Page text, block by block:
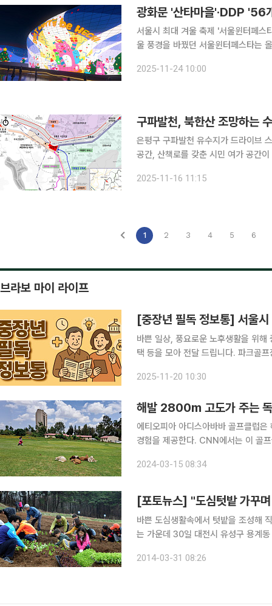
서울시 최대 겨울 축제 '서울윈터페
울 풍경을 바꿨던 서울윈터페스타는
등 서울 도심 6곳에서 '2025 서울윈
2025-11-24 10:00
구파발천, 북한산 조망하는
은평구 구파발천 유수지가 드라이브
공간, 산책로를 갖춘 시민 여가 공간이 됐다. 16일 서울시는 은평구 진관동 30(구파
2025-11-16 11:15
1 2 3 4 5 6
브라보 마이 라이프
바쁜 일상, 풍요로운 노후생활을 위
택 등을 모아 전달 드립니다. 파크골프장, 세대별로 즐기는 생활체육 공간 서울시 중랑구는 구립신
구립파크골프장이 개장 1년 만에 4만
2025-11-20 10:30
해발 2800m 고도가 주는
에티오피아 아디스아바바 골프클럽
경험을 제공한다. CNN에서는 이 골
약 1억 2900만 명에 달하고 세계적으
2024-03-15 08:34
[포토뉴스] "도심텃밭 가꾸
바쁜 도심생활속에서 텃밭을 조성해
는 가운데 30일 대전시 유성구 용계
2014-03-31 08:26